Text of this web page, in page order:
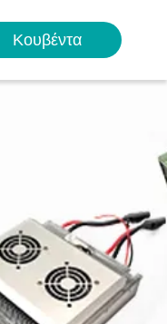
Κουβέντα